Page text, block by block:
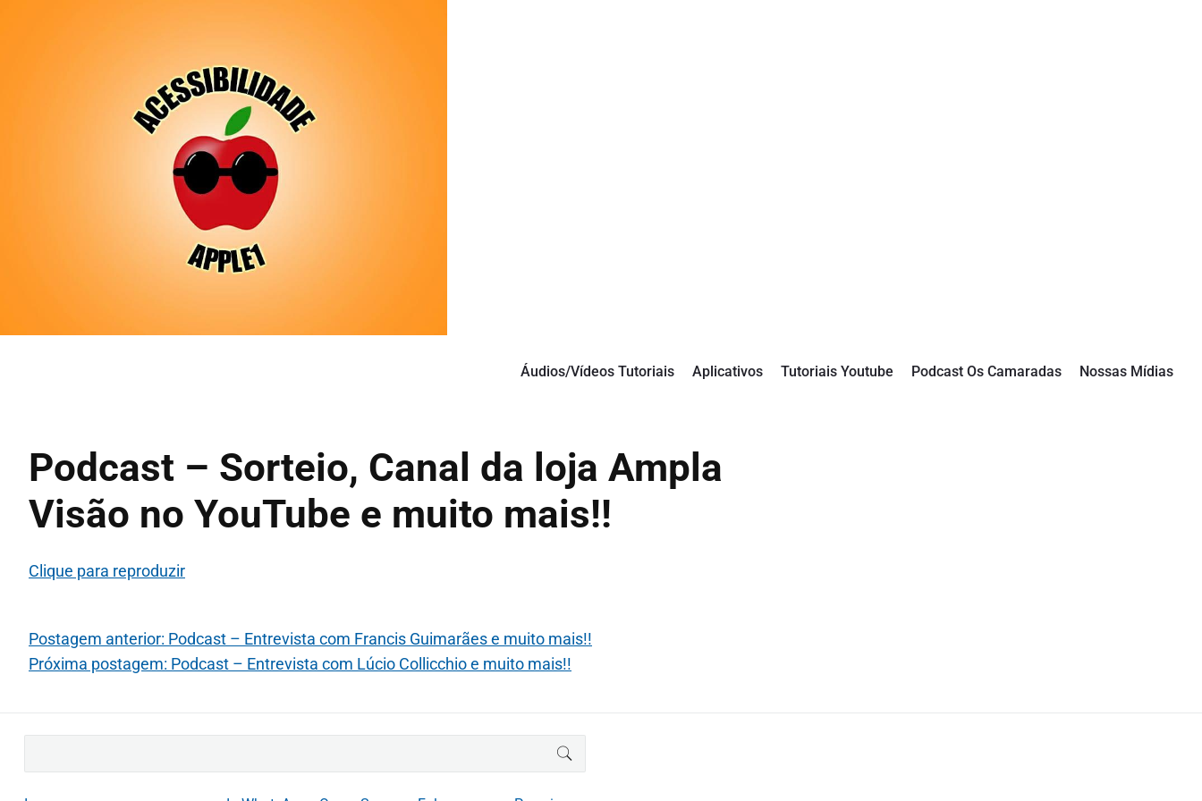
Áudios/Vídeos Tutoriais Aplicativos Tutoriais Youtube Podcast Os Camaradas Nossas Mídias
Podcast – Sorteio, Canal da loja Ampla
Visão no YouTube e muito mais!!
Clique para reproduzir
Postagem anterior: Podcast – Entrevista com Francis Guimarães e muito mais!!
Próxima postagem: Podcast – Entrevista com Lúcio Collicchio e muito mais!!
BUSCAR